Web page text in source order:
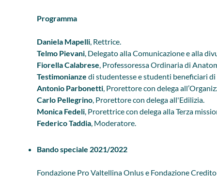
Programma
Daniela Mapelli, Rettrice.
Telmo Pievani, Delegato alla Comunicazione e alla
Fiorella Calabrese, Professoressa Ordinaria di
Testimonianze di studentesse e studenti beneficiari
Antonio Parbonetti, Prorettore con delega
Carlo Pellegrino, Prorettore con delega all'Edilizia.
Monica Fedeli, Prorettrice con delega alla Terza
Federico Taddia, Moderatore.
Bando speciale 2021/2022
Fondazione Pro Valtellina Onlus e Fondazione